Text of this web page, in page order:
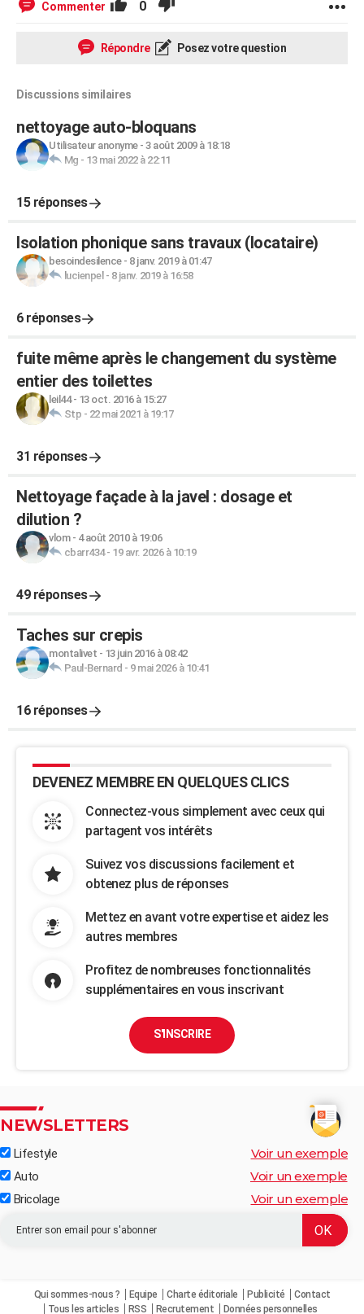
Commenter 0
Répondre Posez votre question
Discussions similaires
nettoyage auto-bloquans
Utilisateur anonyme- 3 août 2009 à 18:18
Mg - 13 mai 2022 à 22:11
15 réponses
Isolation phonique sans travaux (locataire)
besoindesilence- 8 janv. 2019 à 01:47
lucienpel - 8 janv. 2019 à 16:58
6 réponses
fuite même après le changement du système
entier des toilettes
leil44- 13 oct. 2016 à 15:27
Stp - 22 mai 2021 à 19:17
31 réponses
Nettoyage façade à la javel : dosage et
dilution ?
vlom- 4 août 2010 à 19:06
cbarr434- 19 avr. 2026 à 10:19
49 réponses
Taches sur crepis
montalivet - 13 juin 2016 à 08:42
Paul-Bernard - 9 mai 2026 à 10:41
16 réponses
DEVENEZ MEMBRE EN QUELQUES CLICS
Connectez-vous simplement avec ceux qui
partagent vos intérêts
Suivez vos discussions facilement et
obtenez plus de réponses
Mettez en avant votre expertise et aidez les
autres membres
Profitez de nombreuses fonctionnalités
supplémentaires en vous inscrivant
S'INSCRIRE
NEWSLETTERS
Lifestyle Voir un exemple
Auto Voir un exemple
Bricolage Voir un exemple
Qui sommes-nous ? Equipe Charte éditoriale Publicité
Contact
Tous les articles
RSS Recrutement Données personnelles